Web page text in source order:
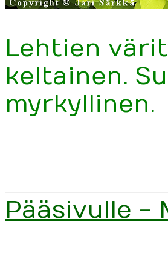
Lehtien
keltainen.
myrkyllinen.
Pääsivulle -